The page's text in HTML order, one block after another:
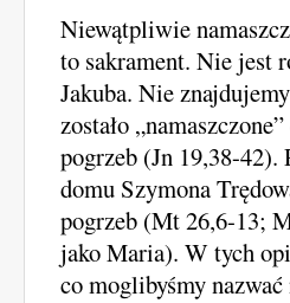
Niewątpliwie
to sakrament. Nie jest
Jakuba. Nie
zostało
pogrzeb (Jn 19,38-42).
domu Szymona
pogrzeb (Mt 26,6-13;
jako Maria). W tych
co moglibyśmy